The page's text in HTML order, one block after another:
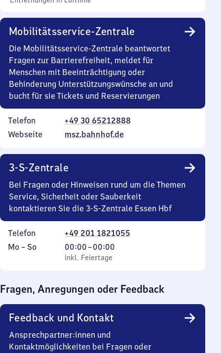
Mobilitätsservice-Zentrale
Die Mobilitätsservice-Zentrale beantwortet
Fragen zur Barrierefreiheit, meldet für
Menschen mit Beeinträchtigung oder
Behinderung Unterstützungswünsche an und
bucht für sie Tickets und Reservierungen
Telefon
+49 30 65212888
Webseite
msz.bahnhof.de
3-S-Zentrale
Bei Fragen oder Hinweisen rund um die Themen
Service, Sicherheit oder Sauberkeit
kontaktieren Sie die 3-S-Zentrale Essen Hbf
Telefon
+49 201 1821055
Montag
Mo – So,
inkl. Feiertage
00:00–00:00
Von
0
0
Uhr
inkl. Feiertage
Fragen, Anregungen oder Feedback
Feedback und Kontakt
Ansprechpartner:innen und
Kontaktmöglichkeiten bei Fragen oder